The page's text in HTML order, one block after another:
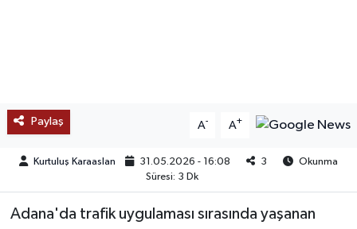
Paylaş A- A+
Kurtuluş Karaaslan 31.05.2026 - 16:08 3
Okunma
Süresi: 3 Dk
Adana'da trafik uygulaması sırasında yaşanan
TREND
MEDYA
OTOMOTİV